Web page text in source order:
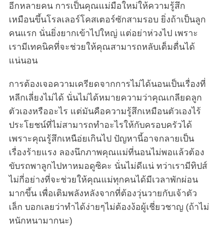
อีกหลายคน การเป็นคุณแม่มือใหม่ให้ความรู้สึก
เหมือนขึ้นโรลเลอร์โคสเตอร์ซักสามรอบ ยิ่งถ้าเป็นลูก
คนแรก นั่นยิ่งยากเข้าไปใหญ่ แต่อย่าห่วงไป เพราะ
เรามีเทคนิคที่จะช่วยให้คุณสามารถหลับเต็มตื่นได้
แน่นอน
การต้องเจอความเครียดจากการไม่ได้นอนเป็นเรื่องที่
หลีกเลี่ยงไม่ได้ นั่นไม่ได้หมายความว่าคุณเกลียดลูก
ตัวเองหรืออะไร แต่มันคือความรู้สึกเหมือนตัวเองไร้
ประโยชน์ที่ไม่สามารถทำอะไรให้กับครอบครัวได้
เพราะคุณรู้สึกเหนือ่ยเกินไป ปัญหานี้อาจกลายเป็น
เรื่องร้ายแรง ลองนึกภาพคุณแม่ที่นอนไม่พอแล้วต้อง
ขับรถพาลูกไปหาหมอดูซิคะ นั่นไม่ดีแน่ ทว่าเรามีทิปส์
ไม่กี่อย่างที่จะช่วยให้คุณแม่ทุกคนได้มีเวลาพักผ่อน
มากขึ้น เพื่อเติมพลังหลังจากที่ต้องวุ่นวายกับเจ้าตัว
เล็ก บอกเลยว่าทำได้ง่ายๆไม่ต้องง้อผู้เชี่ยวชาญ (ถ้าไม่
หนักหนามากนะ)